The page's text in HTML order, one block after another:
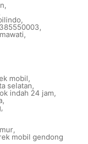
,
,
,
,
mobil,
selatan,
indah 24 jam,
,
,
,
mobil gendong